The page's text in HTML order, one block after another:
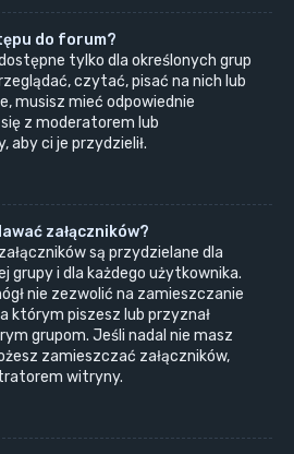
do forum?
tylko dla określonych grup
czytać, pisać na nich lub
musisz mieć odpowiednie
z moderatorem lub
ci je przydzielił.
załączników?
są przydzielane dla
grupy i dla każdego użytkownika.
nie zezwolić na zamieszczanie
którym piszesz lub przyznał
grupom. Jeśli nadal nie masz
zamieszczać załączników,
witryny.